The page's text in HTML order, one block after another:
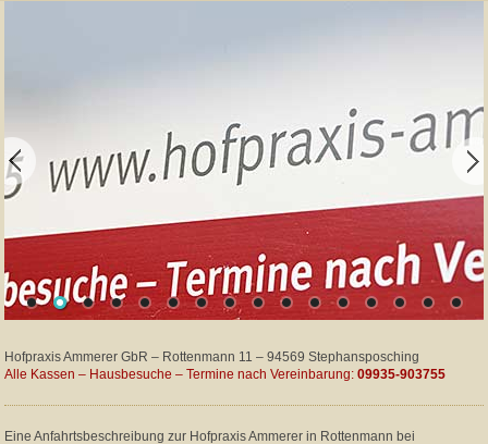
Hofpraxis Ammerer GbR – Rottenmann 11 – 94569 Stephansposching
Alle Kassen – Hausbesuche – Termine nach Vereinbarung: 09935-903755
Eine Anfahrtsbeschreibung zur Hofpraxis Ammerer in Rottenmann bei